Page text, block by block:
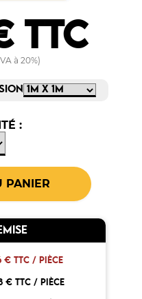
TTC
à 20%)
:
€ TTC / PIÈCE
€ TTC / PIÈCE